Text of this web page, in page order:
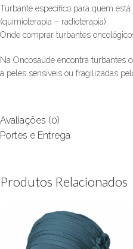
Turbante específico para quem
(quimioterapia – radioterapia).
Onde comprar turbantes
Na Oncosaúde encontra turbantes
a peles sensíveis ou fragilizadas
Avaliações (0)
Portes e Entrega
Produtos Relacionados